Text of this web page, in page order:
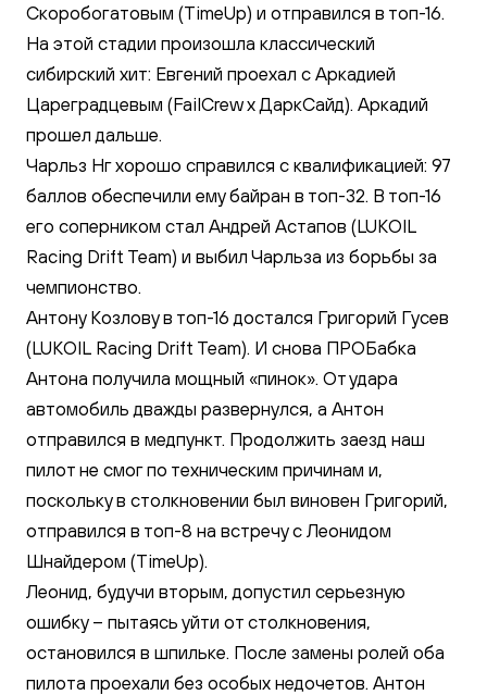
Скоробогатовым (TimeUp) и отправился в топ-16.
На этой стадии произошла классический
сибирский хит: Евгений проехал с Аркадией
Цареградцевым (FailCrew x ДаркСайд). Аркадий
прошел дальше.
Чарльз Нг хорошо справился с квалификацией: 97
баллов обеспечили ему байран в топ-32. В топ-16
его соперником стал Андрей Астапов (LUKOIL
Racing Drift Team) и выбил Чарльза из борьбы за
чемпионство.
Антону Козлову в топ-16 достался Григорий Гусев
(LUKOIL Racing Drift Team). И снова ПРОБабка
Антона получила мощный «пинок». От удара
автомобиль дважды развернулся, а Антон
отправился в медпункт. Продолжить заезд наш
пилот не смог по техническим причинам и,
поскольку в столкновении был виновен Григорий,
отправился в топ-8 на встречу с Леонидом
Шнайдером (TimeUp).
Леонид, будучи вторым, допустил серьезную
ошибку – пытаясь уйти от столкновения,
остановился в шпильке. После замены ролей оба
пилота проехали без особых недочетов. Антон